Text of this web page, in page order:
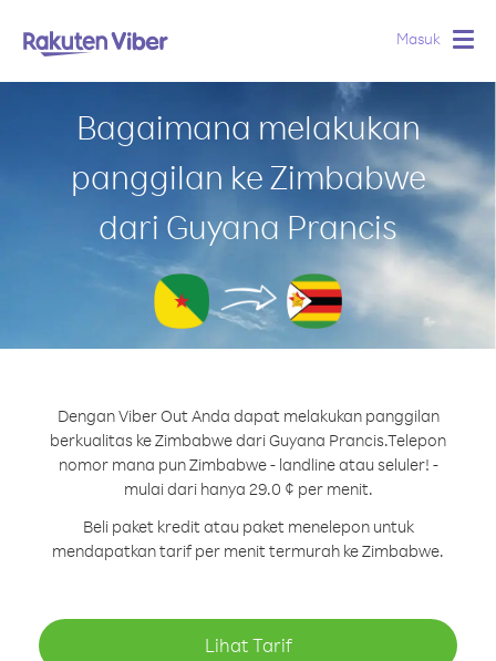
Masuk
Bagaimana melakukan
panggilan ke Zimbabwe
dari Guyana Prancis
Dengan Viber Out Anda dapat melakukan panggilan
berkualitas ke Zimbabwe dari Guyana Prancis.Telepon
nomor mana pun Zimbabwe - landline atau seluler! -
mulai dari hanya 29.0 ¢ per menit.
Beli paket kredit atau paket menelepon untuk
mendapatkan tarif per menit termurah ke Zimbabwe.
Lihat Tarif